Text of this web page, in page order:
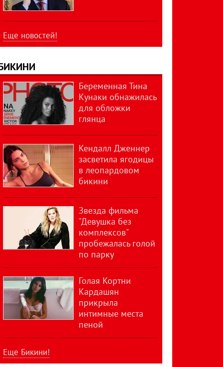
Еще новостей!
Беременная Тина
Кунаки обнажилась
для обложки
глянца
Кендалл Дженнер
засветила ягодицы
в леопардовом
бикини
Звезда фильма
"Девушка без
комплексов"
пробежалась голой
по парку
Голая Кортни
Кардашян
прикрыла
интимные места
пеной
Еще Бикини!